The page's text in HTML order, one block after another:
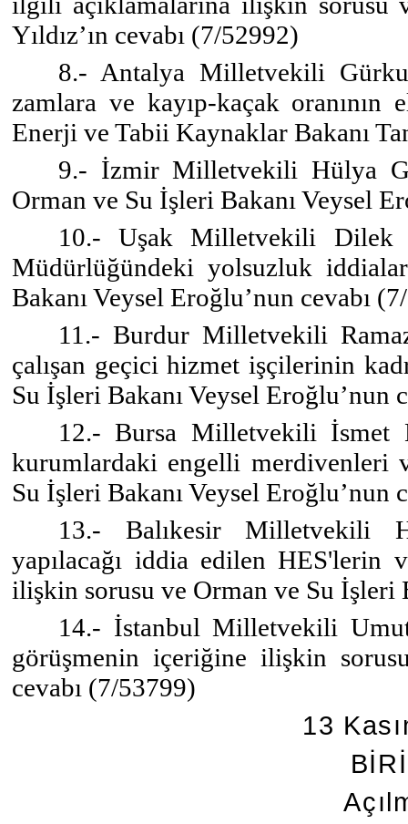
Yıldız’ın cevabı (7/52992)
8.- Antalya Milletvekili
zamlara ve kayıp-kaçak
Enerji ve Tabii Kaynaklar Bakanı
9.- İzmir Milletvekili Hülya
Orman ve Su İşleri Bakanı Veysel
10.- Uşak Milletvekili Dilek
Müdürlüğündeki yolsuzluk
Bakanı Veysel Eroğlu’nun cevabı
11.- Burdur Milletvekili
çalışan geçici hizmet işçilerinin
Su İşleri Bakanı Veysel Eroğlu’nun
12.- Bursa Milletvekili İsmet
kurumlardaki engelli merdivenleri
Su İşleri Bakanı Veysel Eroğlu’nun
13.- Balıkesir Milletvekili
yapılacağı iddia edilen HES'lerin
ilişkin sorusu ve Orman ve Su İşleri
14.- İstanbul Milletvekili
görüşmenin içeriğine ilişkin
cevabı (7/53799)
13